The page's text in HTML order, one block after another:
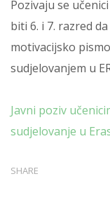
Pozivaju se
biti 6. i 7. razred
motivacijsko
sudjelovanjem u
Javni poziv
sudjelovanje u
SHARE